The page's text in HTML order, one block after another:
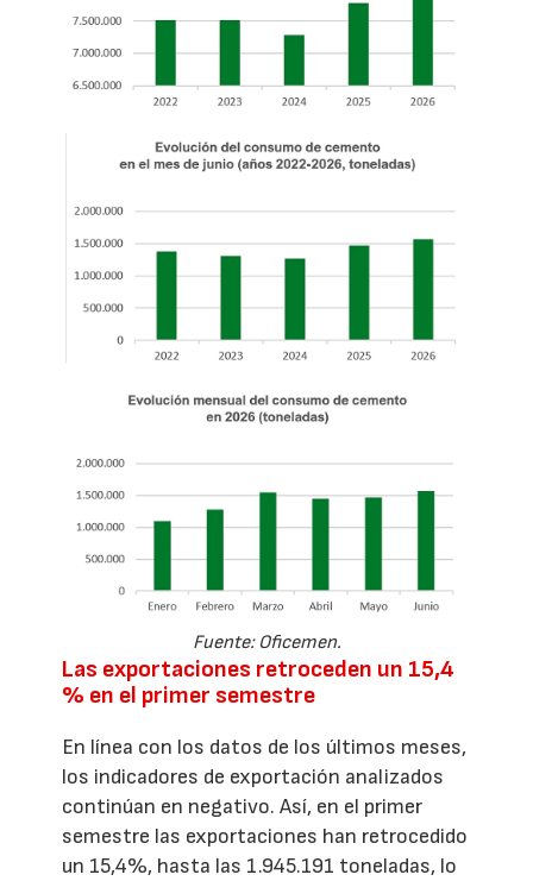
Fuente: Oficemen.
Las exportaciones retroceden un 15,4
% en el primer semestre
En línea con los datos de los últimos meses,
los indicadores de exportación analizados
continúan en negativo. Así, en el primer
semestre las exportaciones han retrocedido
un 15,4%, hasta las 1.945.191 toneladas, lo